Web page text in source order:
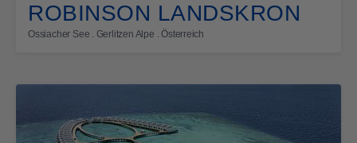
ROBINSON LANDSKRON
Ossiacher See . Gerlitzen Alpe . Österreich